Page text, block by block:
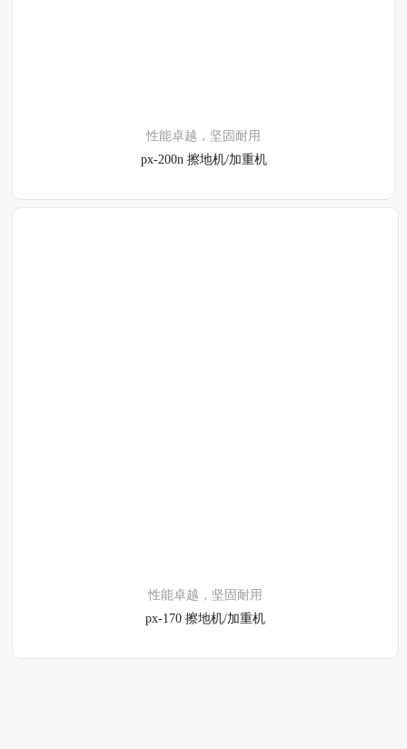
性能卓越，坚固耐用
px-200n 擦地机/加重机
性能卓越，坚固耐用
px-170 擦地机/加重机